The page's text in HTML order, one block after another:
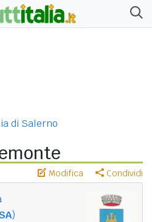
di Salerno
Modifica Condividi
SA)